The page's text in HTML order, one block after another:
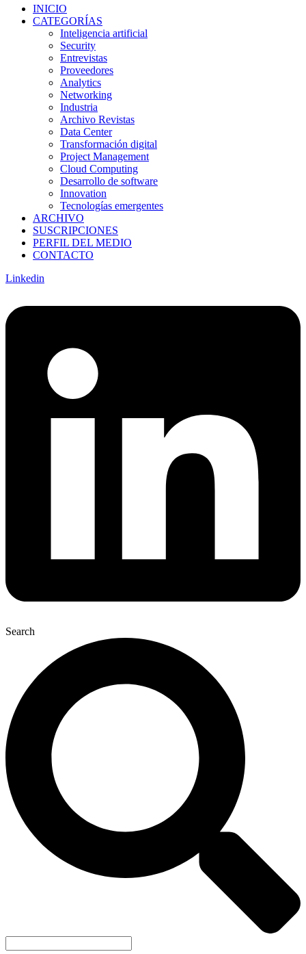
INICIO
CATEGORÍAS
Inteligencia artificial
Security
Entrevistas
Proveedores
Analytics
Networking
Industria
Archivo Revistas
Data Center
Transformación digital
Project Management
Cloud Computing
Desarrollo de software
Innovation
Tecnologías emergentes
ARCHIVO
SUSCRIPCIONES
PERFIL DEL MEDIO
CONTACTO
Linkedin
Search